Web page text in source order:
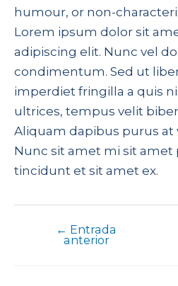
humour, or non-
Lorem ipsum dolor sit
adipiscing elit. Nunc vel
condimentum. Sed ut
imperdiet fringilla a quis
ultrices, tempus velit
Aliquam dapibus purus
Nunc sit amet mi sit
tincidunt et sit amet ex.
← Entrada
anterior